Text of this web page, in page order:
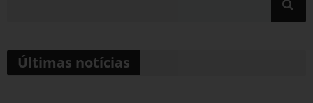
Últimas notícias